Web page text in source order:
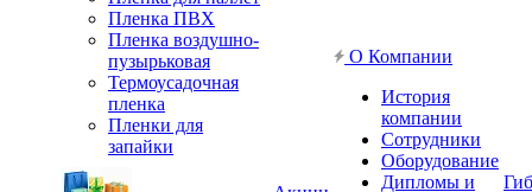
Пленка ПВХ
Пленка воздушно-
пузырьковая
Термоусадочная
пленка
Пленки для
запайки
О Компании
История
компании
Сотрудники
Оборудование
Дипломы и